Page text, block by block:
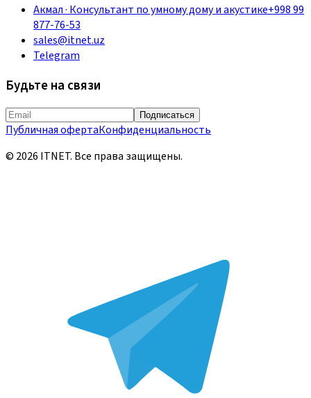
Акмал· Консультант по умному дому и акустике+998 99
877-76-53
sales@itnet.uz
Telegram
Будьте на связи
Подписаться
Публичная офертаКонфиденциальность
© 2026 ITNET. Все права защищены.